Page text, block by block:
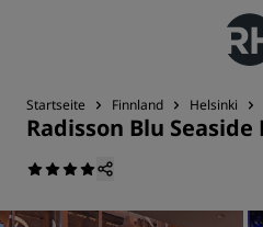
Startseite Finnland Helsinki
Radisson Blu